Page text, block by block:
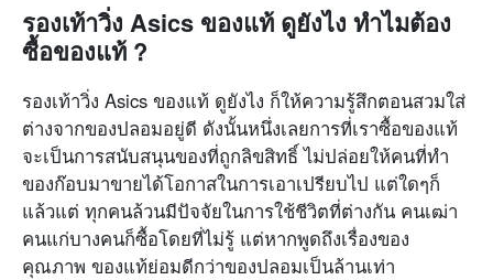
รองเท้าวิ่ง Asics ของแท้ ดูยังไง ทำไมต้อง
ซื้อของแท้ ?
รองเท้าวิ่ง Asics ของแท้ ดูยังไง ก็ให้ความรู้สึกตอนสวมใส่
ต่างจากของปลอมอยู่ดี ดังนั้นหนึ่งเลยการที่เราซื้อของแท้
จะเป็นการสนับสนุนของที่ถูกลิขสิทธิ์ ไม่ปล่อยให้คนที่ทำ
ของก๊อบมาขายได้โอกาสในการเอาเปรียบไป แต่ใดๆก็
แล้วแต่ ทุกคนล้วนมีปัจจัยในการใช้ชีวิตที่ต่างกัน คนเฒ่า
คนแก่บางคนก็ซื้อโดยที่ไม่รู้ แต่หากพูดถึงเรื่องของ
คุณภาพ ของแท้ย่อมดีกว่าของปลอมเป็นล้านเท่า